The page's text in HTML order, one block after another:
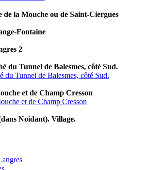
de la Mouche ou de Saint-Ciergues
Fontaine
2
du Tunnel de Balesmes, côté Sud.
du Tunnel de Balesmes, côté Sud.
et de Champ Cresson
et de Champ Cresson
Noidant). Village.